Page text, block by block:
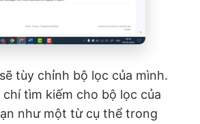
tùy chỉnh bộ lọc của mình.
tìm kiếm cho bộ lọc của
như một từ cụ thể trong